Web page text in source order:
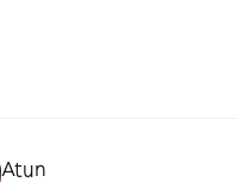
Atun